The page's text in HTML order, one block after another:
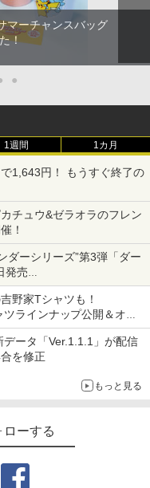
ラック)
充電式バッテリー + US
Thrustmaster スラスト
フター - PC、PS4、P
Xbox One、Xbox Serie
度 H パターン シフター
ース付きコレクション)
:オリジナル巾着＋メー
離】二振りの剣、十翼よ
ジオ描き下ろしイラスト
ray]
」無限城編 第一章 猗
産限定版 [Blu-ray]
限定】劇場版モノノ怪
リジナル特典:オリジナル
付) [DVD]
封入特典】DLコード)
1位】Switch2 ケース キ
ハードケース EVAハー
ムカードスロット switc
収納対応 Nintendo Sw
ラック/ホワイト
ィアーズ オブ ザ キン
Switch 2 Edition
ンダー Nintendo Switc
んなでリンリンパーク
典】DLC「トゥームス
梱 オリジナルBOX入
& LEDライト 同梱 - PS
PS5 Slim スタンド 新型
ン スタンド 冷却パッド
器 USB 静音 リモコン
プ 充電指示ランプ付
2台同時充電
:プレイステーション5
版「鬼滅の刃」無限城
再来(通常版)【Blu-ra
ン[Blu-ray]【返品種別
リマスター【Blu-ray】
プターさくら 封印さ
ray】 [ 丹下桜 ]
ャプターさくら【Blu-ra
マーチャンスバッグ
！
●
1週間 1カ月
1,643円！ もうすぐ終了の
景版」が67%オフで990円
チュウ&ゼラオラのフレン
！
ダーシリーズ”第3弾「ダー
発売
した超大型チーズバーガー
野家Tシャツも！
ラインナップ公開＆オン
データ「Ver.1.1.1」が配信
を修正
もっと見る
ローする